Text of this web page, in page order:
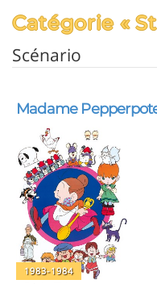
Catégorie «
Scénario
Madame
1983-1984